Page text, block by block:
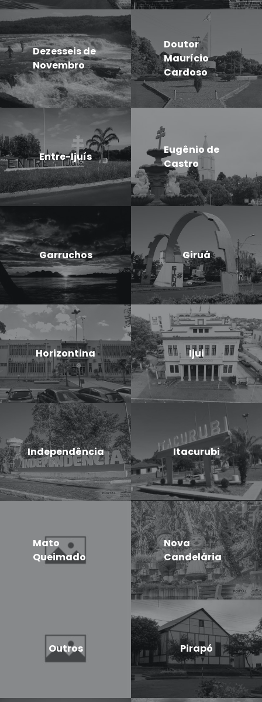
Dezesseis de
Novembro
Doutor
Maurício
Cardoso
Entre-Ijuís
Eugênio de
Castro
Garruchos Giruá
Horizontina Ijui
Independência Itacurubi
Mato
Queimado
Nova
Candelária
Outros Pirapó